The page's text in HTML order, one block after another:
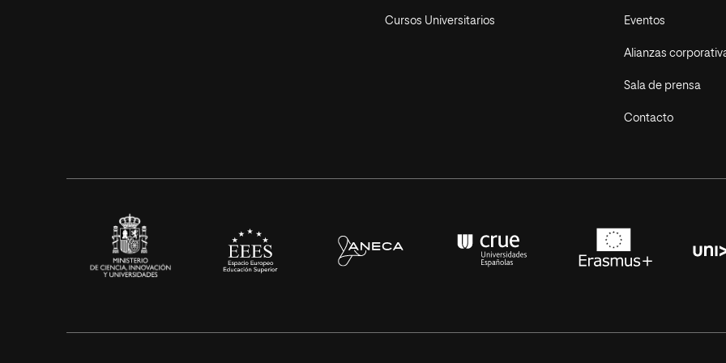
Cursos Universitarios Eventos
Alianzas
Sala de prensa
Contacto